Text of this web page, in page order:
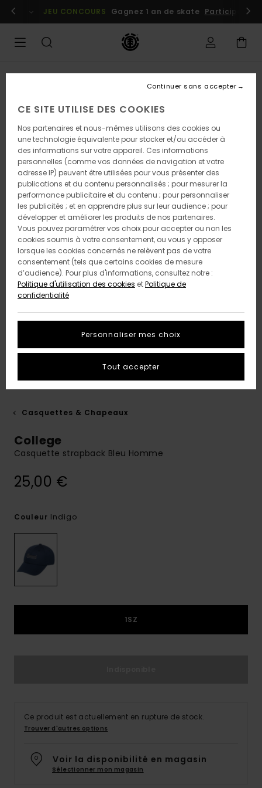
l'information
Se connecter / s'inscrire
JEU CONCOURS Gagnez 1 an de skate Participez
Casquettes & Chapeaux
College
Casquette strapback Bleu Homme
25,00 €
Couleur Indigo
1SZ
Ce produit est actuellement en rupture de stock.
Trouver d'autres options
Voir la disponibilité en magasin
Sélectionner mon magasin
CE SITE UTILISE DES COOKIES
Nos partenaires et nous-mêmes utilisons des cookies ou
une technologie équivalente pour stocker et/ou accéder à
des informations sur votre appareil. Ces informations
personnelles (comme vos données de navigation et votre
adresse IP) peuvent être utilisées pour vous présenter des
publications et du contenu personnalisés ; pour mesurer la
performance publicitaire et du contenu ; pour personnaliser
les publicités ; et en apprendre plus sur leur audience ; pour
développer et améliorer les produits de nos partenaires.
Vous pouvez paramétrer vos choix pour accepter ou non les
cookies soumis à votre consentement, ou vous y opposer
lorsque les cookies concernés ne relèvent pas de votre
consentement (tels que certains cookies de mesure
d’audience). Pour plus d'informations, consultez notre :
Politique d'utilisation des cookies etPolitique de
confidentialité
Personnaliser mes choix
Continuer sans accepter
Tout accepter